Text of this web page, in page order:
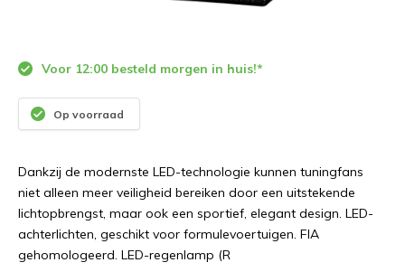
Voor 12:00 besteld morgen in huis!*
Op voorraad
Dankzij de modernste LED-technologie kunnen tuningfans
niet alleen meer veiligheid bereiken door een uitstekende
lichtopbrengst, maar ook een sportief, elegant design. LED-
achterlichten, geschikt voor formulevoertuigen. FIA
gehomologeerd. LED-regenlamp (R